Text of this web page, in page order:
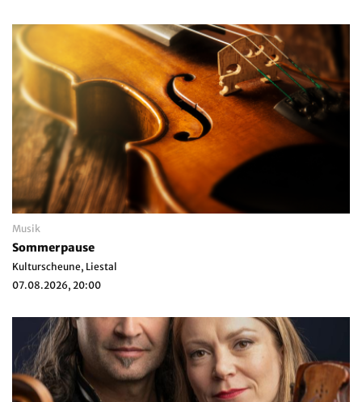
Musik
Sommerpause
Kulturscheune, Liestal
07.08.2026, 20:00